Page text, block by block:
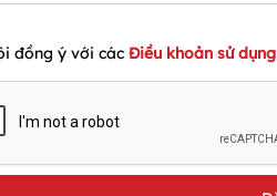
đồng ý với các Điều khoản sử dụng